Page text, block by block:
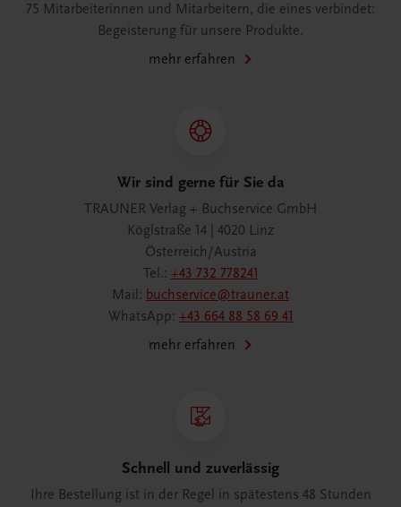
75 Mitarbeiterinnen und Mitarbeitern, die eines verbindet:
Begeisterung für unsere Produkte.
mehr erfahren
Wir sind gerne für Sie da
TRAUNER Verlag + Buchservice GmbH
Köglstraße 14 | 4020 Linz
Österreich/Austria
Tel.: +43 732 778241
Mail: buchservice@trauner.at
WhatsApp: +43 664 88 58 69 41
mehr erfahren
Schnell und zuverlässig
Ihre Bestellung ist in der Regel in spätestens 48 Stunden